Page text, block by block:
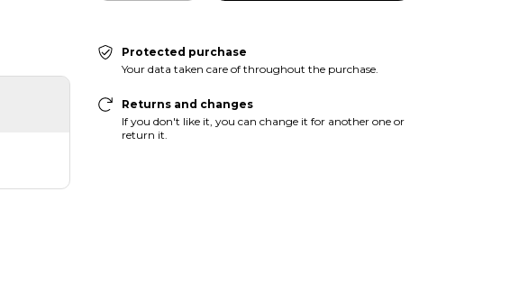
Protected purchase
Your data taken care of throughout the purchase.
Returns and changes
If you don't like it, you can change it for another one or
return it.